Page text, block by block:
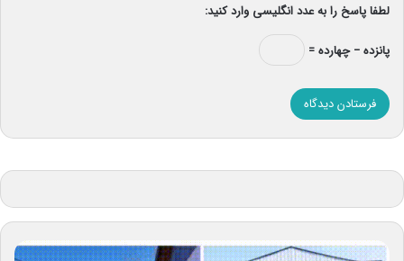
لطفا پاسخ را به عدد انگلیسی وارد کنید:
پانزده − چهارده =